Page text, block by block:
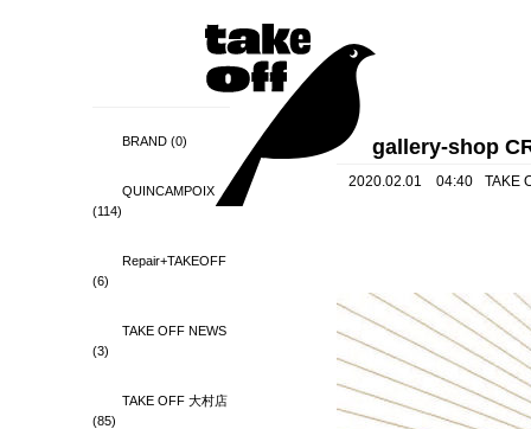
BRAND (0)
QUINCAMPOIX
(114)
Repair+TAKEOFF
(6)
TAKE OFF NEWS
(3)
TAKE OFF 大村店
(85)
gallery-shop
2020.02.01 04:40 TAKE